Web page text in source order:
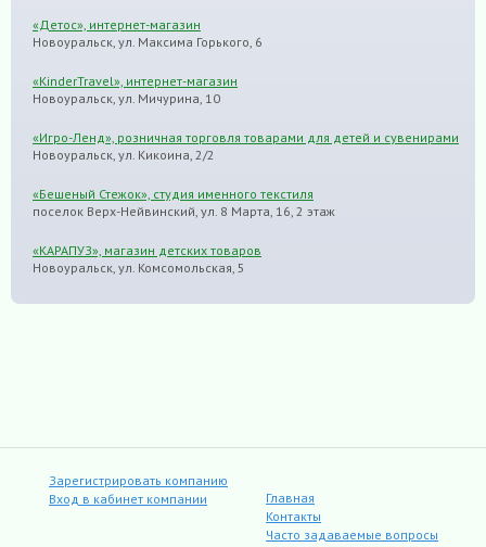
«Детос», интернет-магазин
Новоуральск, ул. Максима Горького, 6
«KinderTravel», интернет-магазин
Новоуральск, ул. Мичурина, 10
«Игро-Ленд», розничная торговля товарами для детей и сувенирами
Новоуральск, ул. Кикоина, 2/2
«Бешеный Стежок», студия именного текстиля
поселок Верх-Нейвинский, ул. 8 Марта, 16, 2 этаж
«КАРАПУЗ», магазин детских товаров
Новоуральск, ул. Комсомольская, 5
Зарегистрировать компанию
Вход в кабинет компании
Главная
Контакты
Часто задаваемые вопросы